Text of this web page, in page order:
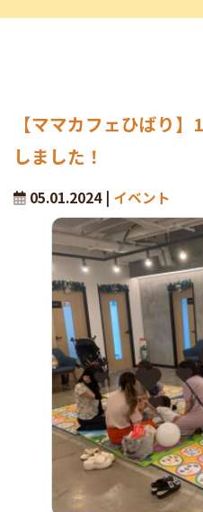
【ママカフェひばり
しました！
05.01.2024 | イベント